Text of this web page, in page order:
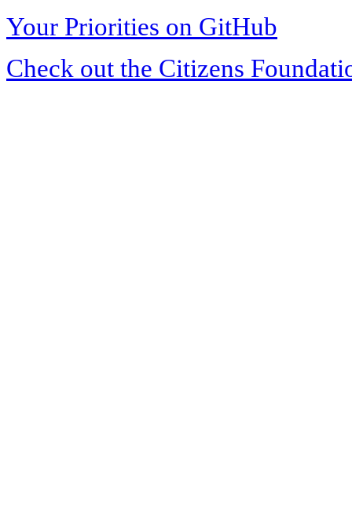
Your Priorities on GitHub
Check out the Citizens